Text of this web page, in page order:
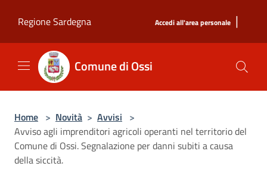
Regione Sardegna
Accedi all'area personale |
Comune di Ossi
Home > Novità > Avvisi >
Avviso agli imprenditori agricoli operanti nel territorio del
Comune di Ossi. Segnalazione per danni subiti a causa
della siccità.